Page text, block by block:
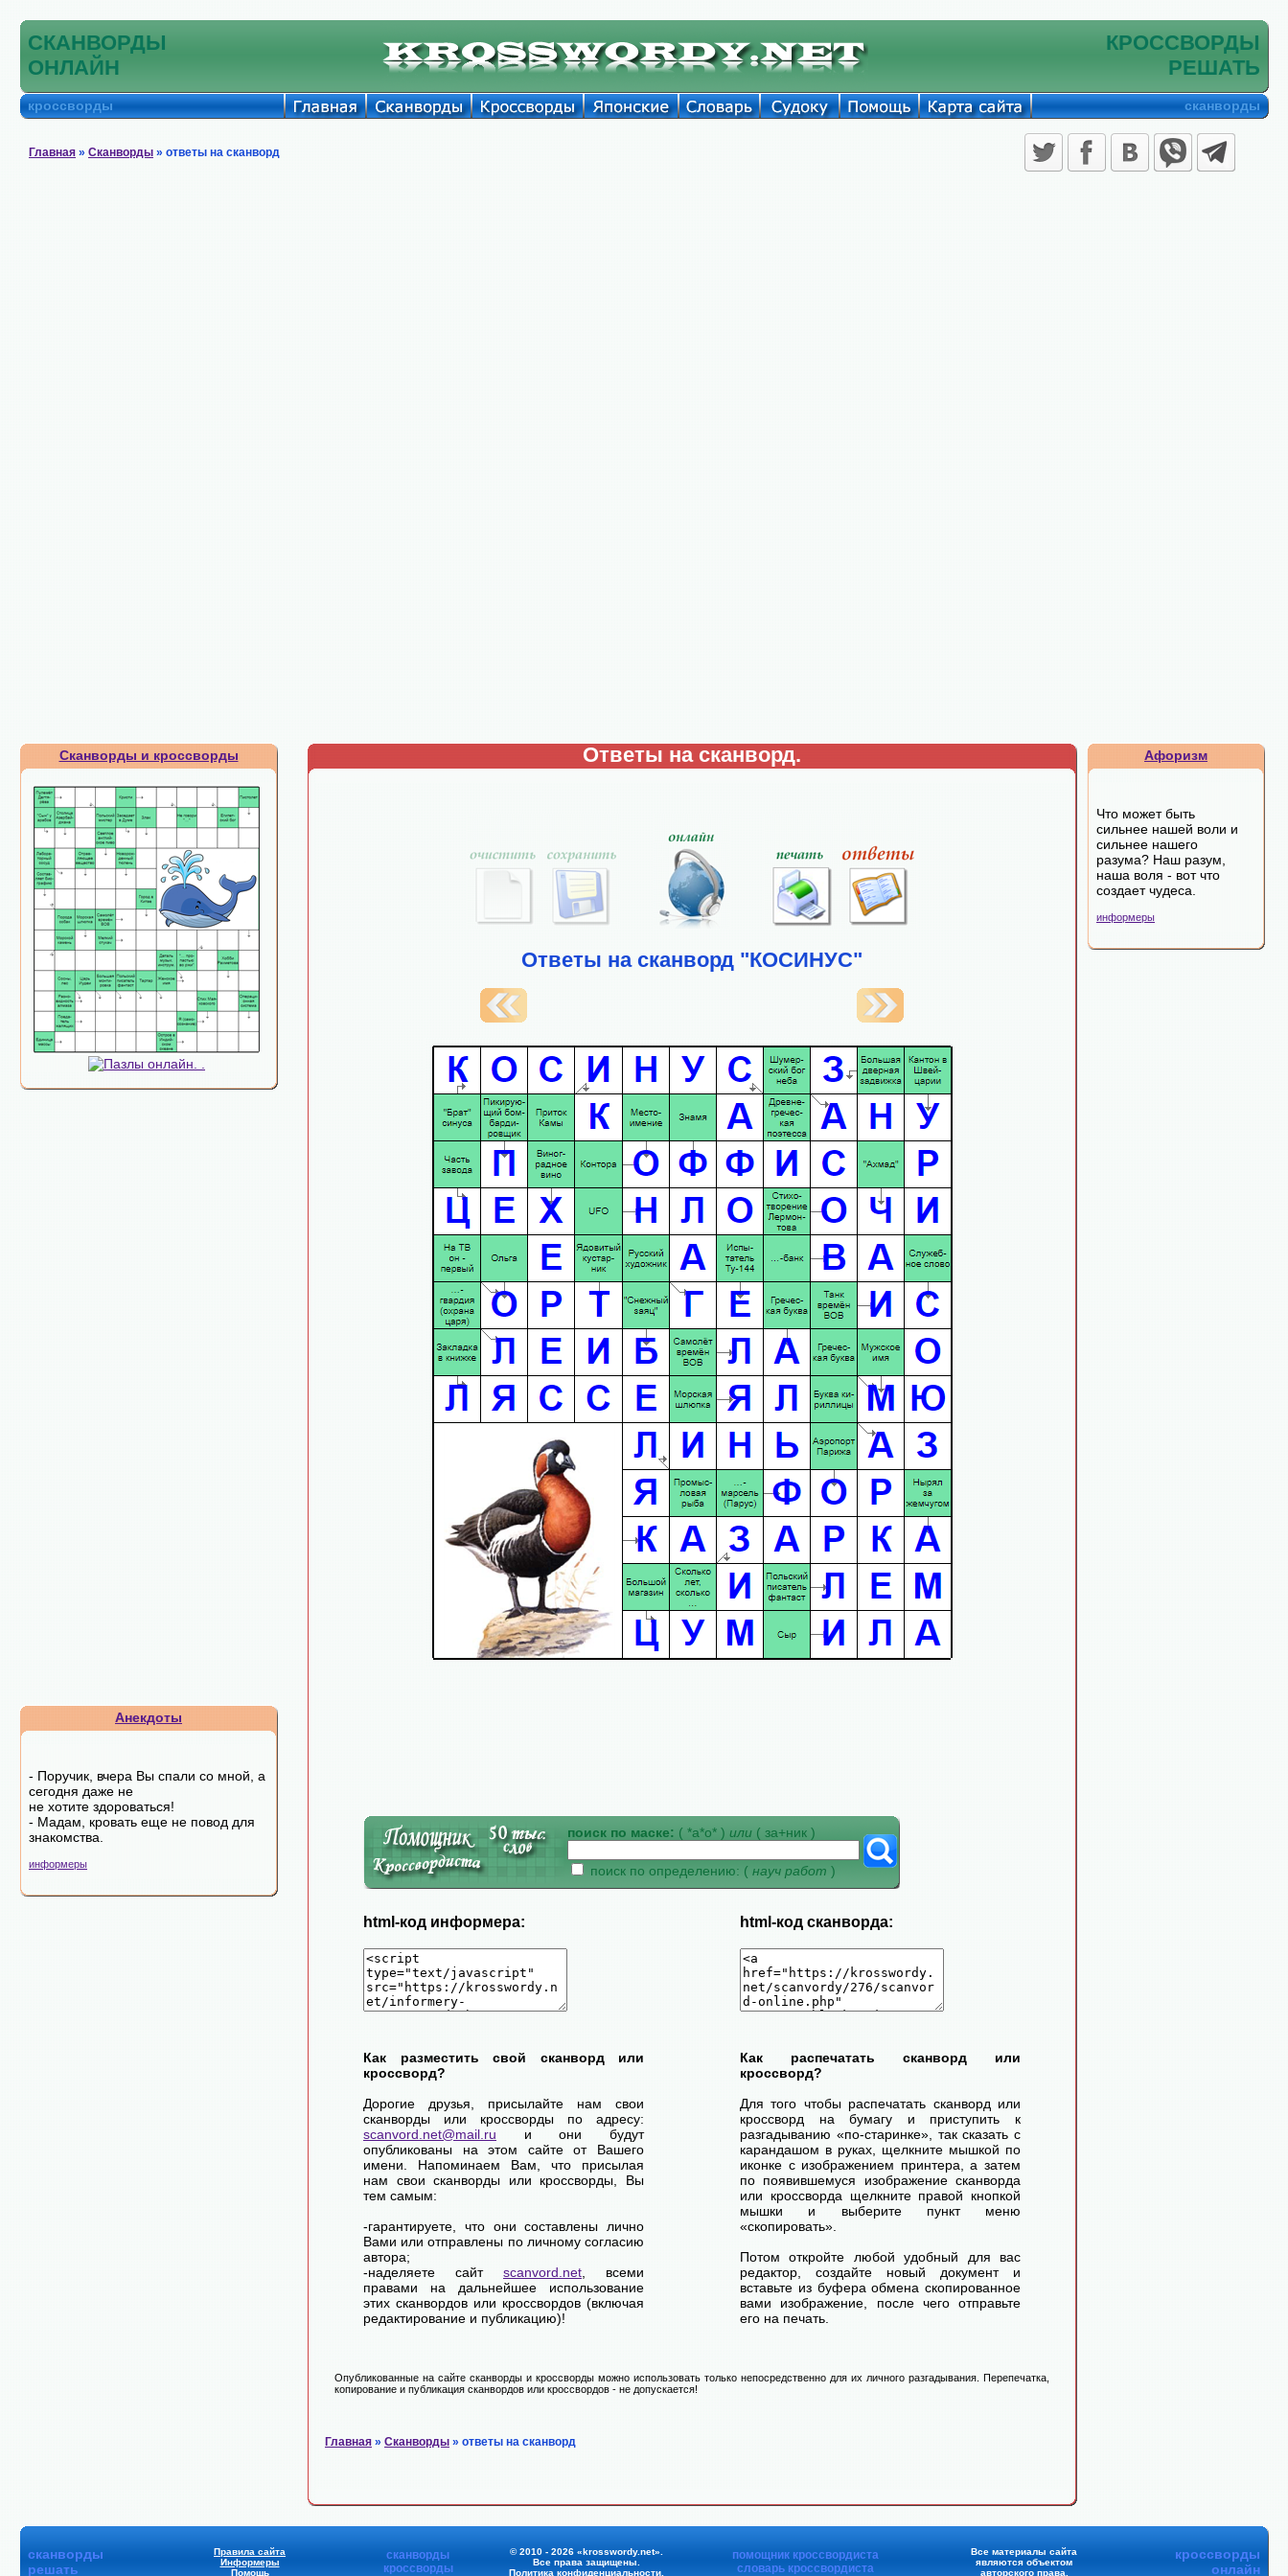
СКАНВОРДЫ
ОНЛАЙН
КРОССВОРДЫ
РЕШАТЬ
кроссворды сканворды
Главная » Сканворды » ответы на сканворд
Сканворды и кроссворды
Анекдоты
- Поручик, вчера Вы спали со мной, а
сегодня даже не
не хотите здороваться!
- Мадам, кровать еще не повод для
знакомства.
информеры
Ответы на сканворд.
Ответы на сканворд "КОСИНУС"
поиск по маске: ( *а*о* ) или ( за+ник )
поиск по определению: ( науч работ )
html-код информера: html-код сканворда:
Как разместить свой сканворд или
кроссворд?
Дорогие друзья, присылайте нам свои
сканворды или кроссворды по адресу:
scanvord.net@mail.ru и они будут
опубликованы на этом сайте от Вашего
имени. Напоминаем Вам, что присылая
нам свои сканворды или кроссворды, Вы
тем самым:
-гарантируете, что они составлены лично
Вами или отправлены по личному согласию
автора;
-наделяете сайт scanvord.net , всеми
правами на дальнейшее использование
этих сканвордов или кроссвордов (включая
редактирование и публикацию)!
Как распечатать сканворд или
кроссворд?
Для того чтобы распечатать сканворд или
кроссворд на бумагу и приступить к
разгадыванию «по-старинке», так сказать с
карандашом в руках, щелкните мышкой по
иконке с изображением принтера, а затем
по появившемуся изображение сканворда
или кроссворда щелкните правой кнопкой
мышки и выберите пункт меню
«скопировать».
Потом откройте любой удобный для вас
редактор, создайте новый документ и
вставьте из буфера обмена скопированное
вами изображение, после чего отправьте
его на печать.
Опубликованные на сайте сканворды и кроссворды можно использовать только непосредственно для их личного разгадывания. Перепечатка,
копирование и публикация сканвордов или кроссвордов - не допускается!
Главная » Сканворды » ответы на сканворд
Афоризм
Что может быть
сильнее нашей воли и
сильнее нашего
разума? Наш разум,
наша воля - вот что
создает чудеса.
информеры
сканворды
решать
Правила сайта
Информеры
Помощь
сканворды
кроссворды
© 2010 - 2026 «krosswordy.net».
Все права защищены.
Политика конфиденциальности.
помощник кроссвордиста
словарь кроссвордиста
Все материалы сайта
являются объектом
авторского права.
кроссворды
онлайн